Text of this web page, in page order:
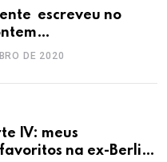
escreveu no
DE 2020
IV: meus
na ex-Berlim